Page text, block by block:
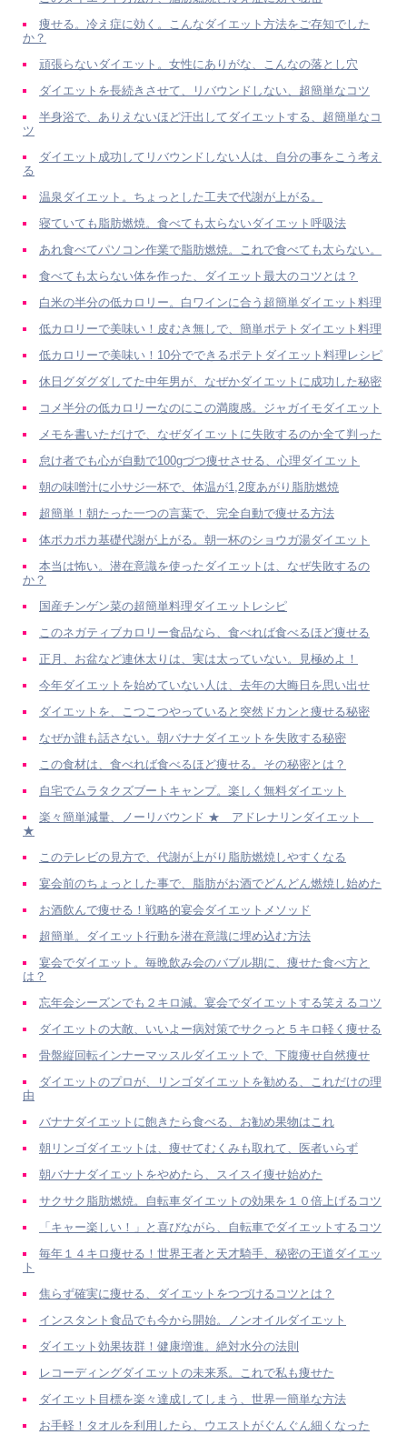
痩せる。冷え症に効く。こんなダイエット方法をご存知でした
か？
頑張らないダイエット。女性にありがな、こんなの落とし穴
ダイエットを長続きさせて、リバウンドしない、超簡単なコツ
半身浴で、ありえないほど汗出してダイエットする、超簡単なコ
ツ
ダイエット成功してリバウンドしない人は、自分の事をこう考え
る
温泉ダイエット。ちょっとした工夫で代謝が上がる。
寝ていても脂肪燃焼。食べても太らないダイエット呼吸法
あれ食べてパソコン作業で脂肪燃焼。これで食べても太らない。
食べても太らない体を作った、ダイエット最大のコツとは？
白米の半分の低カロリー。白ワインに合う超簡単ダイエット料理
低カロリーで美味い！皮むき無しで、簡単ポテトダイエット料理
低カロリーで美味い！10分でできるポテトダイエット料理レシピ
休日グダグダしてた中年男が、なぜかダイエットに成功した秘密
コメ半分の低カロリーなのにこの満腹感。ジャガイモダイエット
メモを書いただけで、なぜダイエットに失敗するのか全て判った
怠け者でも心が自動で100gづつ痩せさせる、心理ダイエット
朝の味噌汁に小サジ一杯で、体温が1,2度あがり脂肪燃焼
超簡単！朝たった一つの言葉で、完全自動で痩せる方法
体ポカポカ基礎代謝が上がる。朝一杯のショウガ湯ダイエット
本当は怖い。潜在意識を使ったダイエットは、なぜ失敗するの
か？
国産チンゲン菜の超簡単料理ダイエットレシピ
このネガティブカロリー食品なら、食べれば食べるほど痩せる
正月、お盆など連休太りは、実は太っていない。見極めよ！
今年ダイエットを始めていない人は、去年の大晦日を思い出せ
ダイエットを、こつこつやっていると突然ドカンと痩せる秘密
なぜか誰も話さない。朝バナナダイエットを失敗する秘密
この食材は、食べれば食べるほど痩せる。その秘密とは？
自宅でムラタクズブートキャンプ。楽しく無料ダイエット
楽々簡単減量、ノーリバウンド ★ アドレナリンダイエット
★
このテレビの見方で、代謝が上がり脂肪燃焼しやすくなる
宴会前のちょっとした事で、脂肪がお酒でどんどん燃焼し始めた
お酒飲んで痩せる！戦略的宴会ダイエットメソッド
超簡単。ダイエット行動を潜在意識に埋め込む方法
宴会でダイエット。毎晩飲み会のバブル期に、痩せた食べ方と
は？
忘年会シーズンでも２キロ減。宴会でダイエットする笑えるコツ
ダイエットの大敵、いいよー病対策でサクっと５キロ軽く痩せる
骨盤縦回転インナーマッスルダイエットで、下腹痩せ自然痩せ
ダイエットのプロが、リンゴダイエットを勧める、これだけの理
由
バナナダイエットに飽きたら食べる、お勧め果物はこれ
朝リンゴダイエットは、痩せてむくみも取れて、医者いらず
朝バナナダイエットをやめたら、スイスイ痩せ始めた
サクサク脂肪燃焼。自転車ダイエットの効果を１０倍上げるコツ
「キャー楽しい！」と喜びながら、自転車でダイエットするコツ
毎年１４キロ痩せる！世界王者と天才騎手、秘密の王道ダイエッ
ト
焦らず確実に痩せる、ダイエットをつづけるコツとは？
インスタント食品でも今から開始。ノンオイルダイエット
ダイエット効果抜群！健康増進。絶対水分の法則
レコーディングダイエットの未来系。これで私も痩せた
ダイエット目標を楽々達成してしまう、世界一簡単な方法
お手軽！タオルを利用したら、ウエストがぐんぐん細くなった